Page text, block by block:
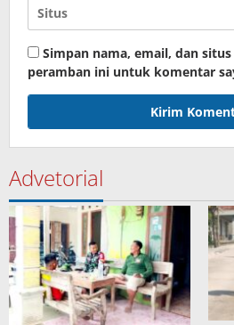
Simpan nama, email, dan
peramban ini untuk komentar
Advetorial